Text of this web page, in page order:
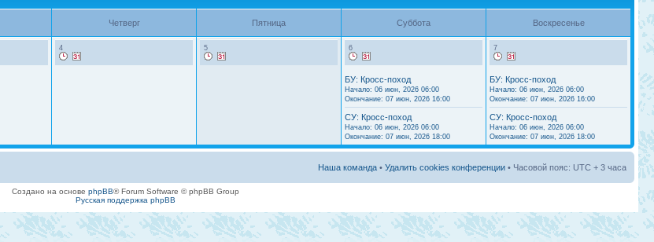
Четверг Пятница Суббота Воскресенье
4 5 6
БУ: Кросс-поход
Начало: 06 июн, 2026 06:00
Окончание: 07 июн, 2026 16:00
СУ: Кросс-поход
Начало: 06 июн, 2026 06:00
Окончание: 07 июн, 2026 18:00
7
БУ: Кросс-поход
Начало: 06 июн, 2026 06:00
Окончание: 07 июн, 2026 16:00
СУ: Кросс-поход
Начало: 06 июн, 2026 06:00
Окончание: 07 июн, 2026 18:00
Наша команда • Удалить cookies конференции • Часовой пояс: UTC + 3 часа
Создано на основе phpBB® Forum Software © phpBB Group
Русская поддержка phpBB